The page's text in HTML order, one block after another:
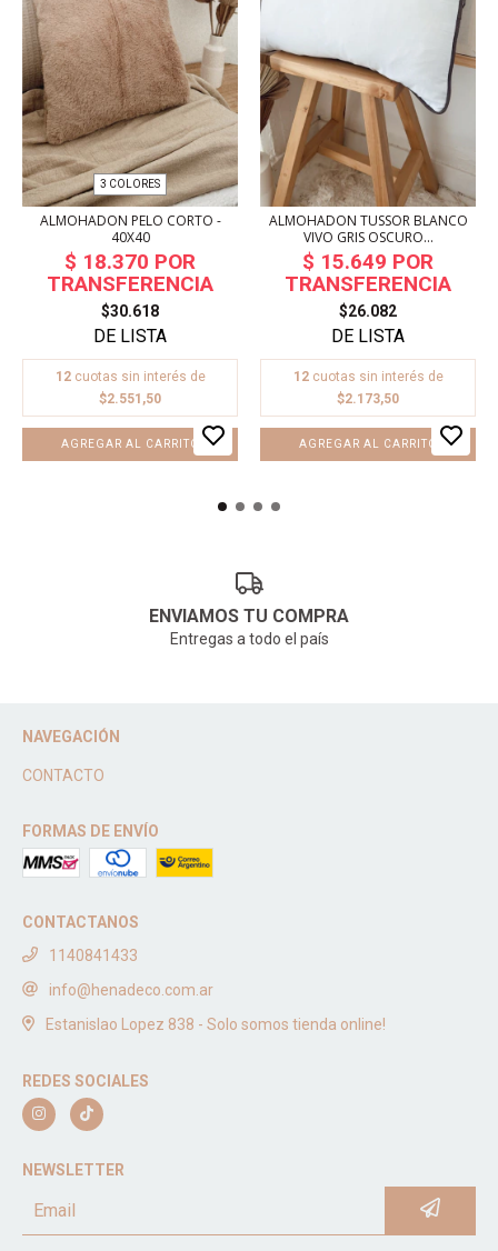
3 COLORES
ALMOHADON PELO CORTO -
40X40
$30.618
12 cuotas sin interés de
$2.551,50
AGREGAR AL CARRITO
ALMOHADON TUSSOR BLANCO
VIVO GRIS OSCURO...
$26.082
12 cuotas sin interés de
$2.173,50
ENVIAMOS TU COMPRA
Entregas a todo el país
NAVEGACIÓN
CONTACTO
FORMAS DE ENVÍO
CONTACTANOS
1140841433
info@henadeco.com.ar
Estanislao Lopez 838 - Solo somos tienda online!
REDES SOCIALES
NEWSLETTER